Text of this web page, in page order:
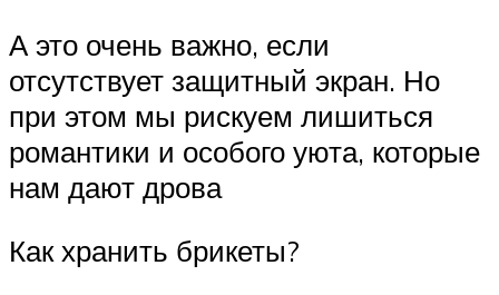
А это очень важно, если
отсутствует защитный экран. Но
при этом мы рискуем лишиться
романтики и особого уюта, которые
нам дают дрова
Как хранить брикеты?